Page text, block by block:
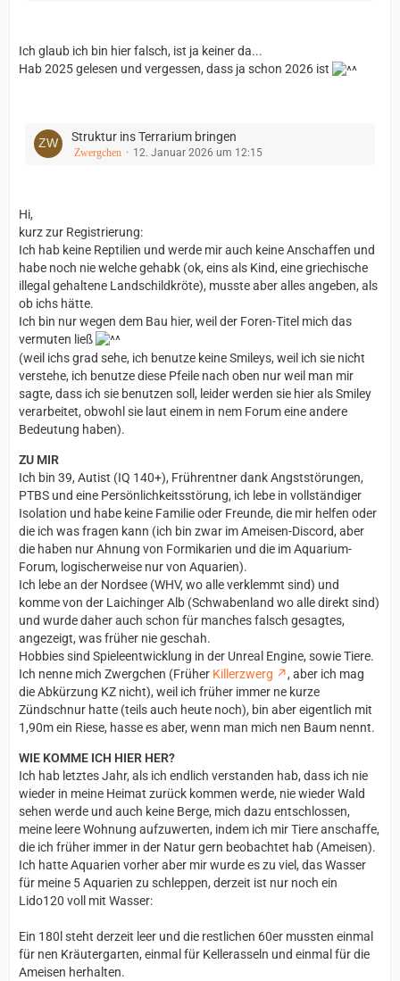
Ich glaub ich bin hier falsch, ist ja keiner da...
Hab 2025 gelesen und vergessen, dass ja schon 2026 ist
Struktur ins Terrarium bringen
Zwergchen 12. Januar 2026 um 12:15
Hi,
kurz zur Registrierung:
Ich hab keine Reptilien und werde mir auch keine Anschaffen und
habe noch nie welche gehabk (ok, eins als Kind, eine griechische
illegal gehaltene Landschildkröte), musste aber alles angeben, als
ob ichs hätte.
Ich bin nur wegen dem Bau hier, weil der Foren-Titel mich das
vermuten ließ
(weil ichs grad sehe, ich benutze keine Smileys, weil ich sie nicht
verstehe, ich benutze diese Pfeile nach oben nur weil man mir
sagte, dass ich sie benutzen soll, leider werden sie hier als Smiley
verarbeitet, obwohl sie laut einem in nem Forum eine andere
Bedeutung haben).
ZU MIR
Ich bin 39, Autist (IQ 140+), Frührentner dank Angststörungen,
PTBS und eine Persönlichkeitsstörung, ich lebe in vollständiger
Isolation und habe keine Familie oder Freunde, die mir helfen oder
die ich was fragen kann (ich bin zwar im Ameisen-Discord, aber
die haben nur Ahnung von Formikarien und die im Aquarium-
Forum, logischerweise nur von Aquarien).
Ich lebe an der Nordsee (WHV, wo alle verklemmt sind) und
komme von der Laichinger Alb (Schwabenland wo alle direkt sind)
und wurde daher auch schon für manches falsch gesagtes,
angezeigt, was früher nie geschah.
Hobbies sind Spieleentwicklung in der Unreal Engine, sowie Tiere.
Ich nenne mich Zwergchen (Früher Killerzwerg
, aber ich mag
die Abkürzung KZ nicht), weil ich früher immer ne kurze
Zündschnur hatte (teils auch heute noch), bin aber eigentlich mit
1,90m ein Riese, hasse es aber, wenn man mich nen Baum nennt.
WIE KOMME ICH HIER HER?
Ich hab letztes Jahr, als ich endlich verstanden hab, dass ich nie
wieder in meine Heimat zurück kommen werde, nie wieder Wald
sehen werde und auch keine Berge, mich dazu entschlossen,
meine leere Wohnung aufzuwerten, indem ich mir Tiere anschaffe,
die ich früher immer in der Natur gern beobachtet hab (Ameisen).
Ich hatte Aquarien vorher aber mir wurde es zu viel, das Wasser
für meine 5 Aquarien zu schleppen, derzeit ist nur noch ein
Lido120 voll mit Wasser:
Ein 180l steht derzeit leer und die restlichen 60er mussten einmal
für nen Kräutergarten, einmal für Kellerasseln und einmal für die
Ameisen herhalten.